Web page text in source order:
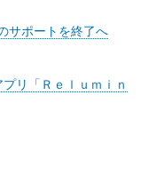
サポートを終了へ
リ「Ｒｅｌｕｍｉｎ